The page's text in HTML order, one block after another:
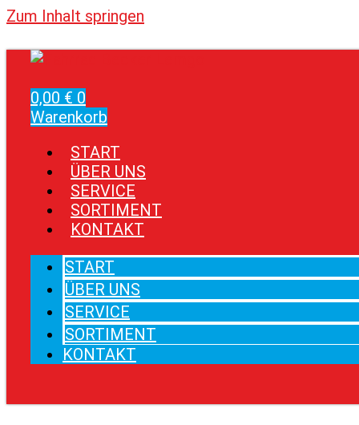
Zum Inhalt springen
0,00 € 0
Warenkorb
START
ÜBER UNS
SERVICE
SORTIMENT
KONTAKT
START
ÜBER UNS
SERVICE
SORTIMENT
KONTAKT